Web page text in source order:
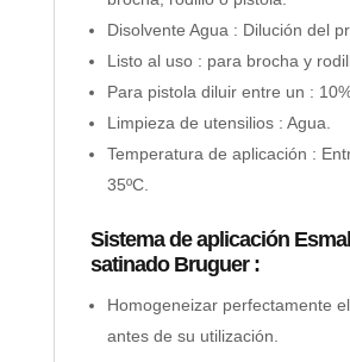
Disolvente Agua : Dilución del
Listo al uso : para brocha y
Para pistola diluir entre un :
Limpieza de utensilios : Agua.
Temperatura de aplicación :
35ºC.
Sistema de aplicación
satinado Bruguer :
Homogeneizar perfectamente
antes de su utilización.